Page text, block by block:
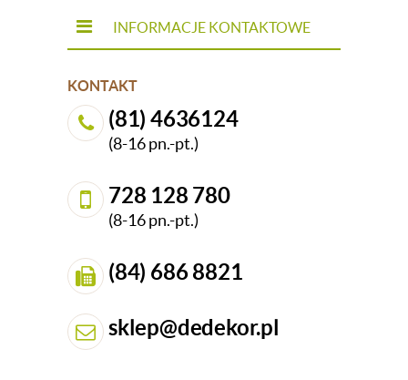
INFORMACJE KONTAKTOWE
KONTAKT
(81) 4636124
(8-16 pn.-pt.)
728 128 780
(8-16 pn.-pt.)
(84) 686 8821
sklep@dedekor.pl